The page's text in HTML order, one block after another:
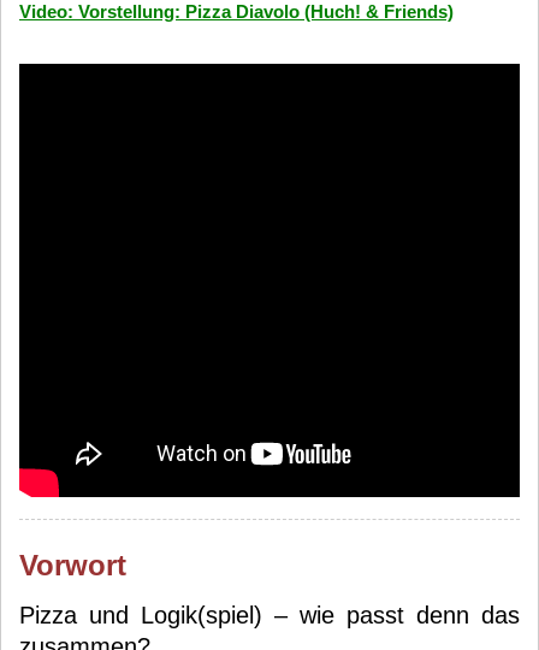
Video: Vorstellung: Pizza Diavolo (Huch! & Friends)
Vorwort
Pizza und Logik(spiel) – wie passt denn das